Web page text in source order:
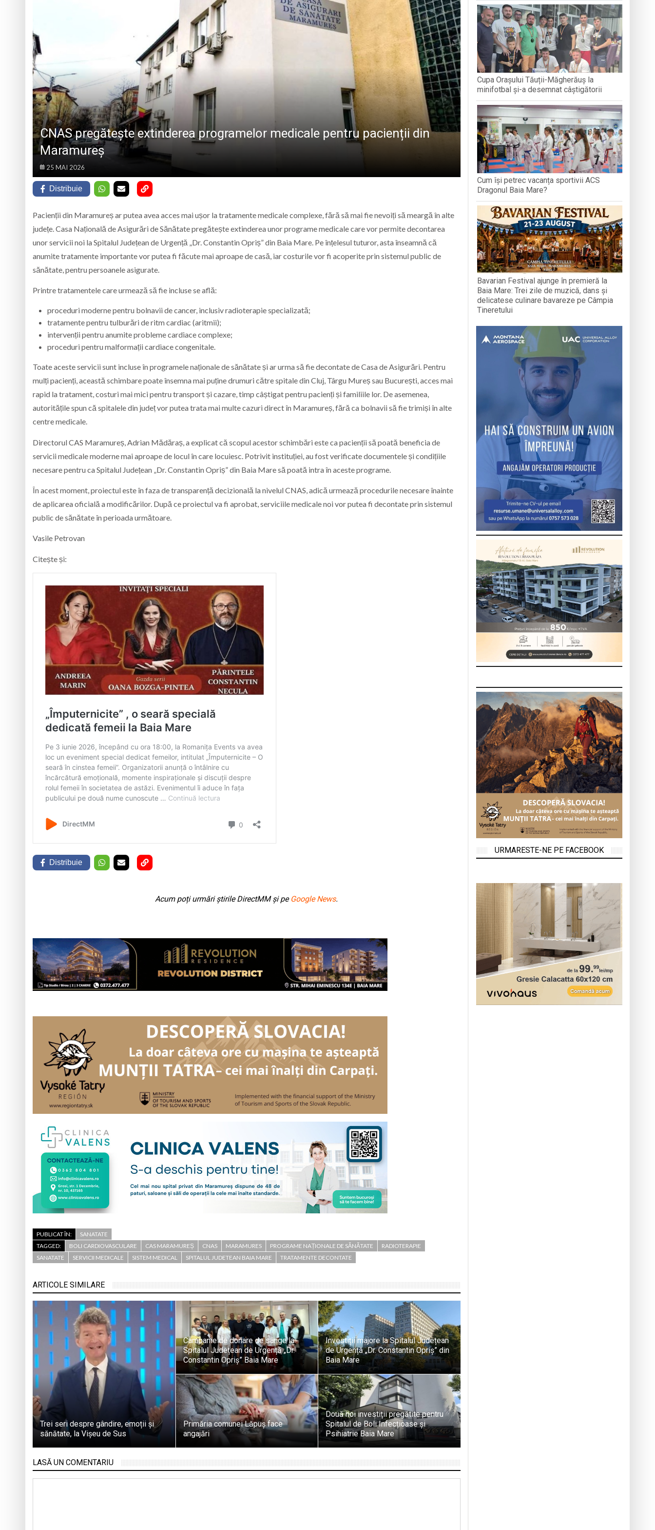
2026, în Alba
Școala de Vară „Fiii Maicii Domnului” în Parohia Șieu: Aproape 100 de copii au participat la activități
Muzeul Satului din Baia Mare, vizitat de numeroși turiști din țară și străinătate
9 august 1953, a fost inaugurat Stadionul „23 August” din Baia Mare
Lucrări de eficientizare energetică la Școala Generală din Bușag. Proiectul avansează conform graficului
BAVAREZE PE CÂMPIA TINERETULUI
CNAS pregătește extinderea programelor medicale pentru pacienții din
Maramureș
25 MAI 2026
Distribuie
Pacienții din Maramureș ar putea avea acces mai ușor la tratamente medicale complexe, fără să mai fie nevoiți să meargă în alte
județe. Casa Națională de Asigurări de Sănătate pregătește extinderea unor programe medicale care vor permite decontarea
unor servicii noi la Spitalul Județean de Urgență „Dr. Constantin Opriș” din Baia Mare. Pe înțelesul tuturor, asta înseamnă că
anumite tratamente importante vor putea fi făcute mai aproape de casă, iar costurile vor fi acoperite prin sistemul public de
sănătate, pentru persoanele asigurate.
Printre tratamentele care urmează să fie incluse se află:
proceduri moderne pentru bolnavii de cancer, inclusiv radioterapie specializată;
tratamente pentru tulburări de ritm cardiac (aritmii);
intervenții pentru anumite probleme cardiace complexe;
proceduri pentru malformații cardiace congenitale.
Toate aceste servicii sunt incluse în programele naționale de sănătate și ar urma să fie decontate de Casa de Asigurări. Pentru
mulți pacienți, această schimbare poate însemna mai puține drumuri către spitale din Cluj, Târgu Mureș sau București, acces mai
rapid la tratament, costuri mai mici pentru transport și cazare, timp câștigat pentru pacienți și familiile lor. De asemenea,
autoritățile spun că spitalele din județ vor putea trata mai multe cazuri direct în Maramureș, fără ca bolnavii să fie trimiși în alte
centre medicale.
Directorul CAS Maramureș, Adrian Mădăraș, a explicat că scopul acestor schimbări este ca pacienții să poată beneficia de
servicii medicale moderne mai aproape de locul în care locuiesc. Potrivit instituției, au fost verificate documentele și condițiile
necesare pentru ca Spitalul Județean „Dr. Constantin Opriș” din Baia Mare să poată intra în aceste programe.
În acest moment, proiectul este în faza de transparență decizională la nivelul CNAS, adică urmează procedurile necesare înainte
de aplicarea oficială a modificărilor. După ce proiectul va fi aprobat, serviciile medicale noi vor putea fi decontate prin sistemul
public de sănătate în perioada următoare.
Vasile Petrovan
Citește și:
Distribuie
Acum poți urmări știrile DirectMM și pe Google News.
PUBLICAT ÎN:
SANATATE
TAGGED:
BOLI CARDIOVASCULARE CAS MARAMUREȘ CNAS MARAMURES PROGRAME NAȚIONALE DE SĂNĂTATE
RADIOTERAPIE
SANATATE
SERVICII MEDICALE SISTEM MEDICAL SPITALUL JUDETEAN BAIA MARE TRATAMENTE DECONTATE
ARTICOLE SIMILARE
Trei seri despre gândire, emoții și
sănătate, la Vișeu de Sus
Campanie de donare de sânge la
Spitalul Județean de Urgență „Dr.
Constantin Opriș” Baia Mare
Investiții majore la Spitalul Județean
de Urgență „Dr. Constantin Opriș” din
Baia Mare
Primăria comunei Lăpuș face
angajări
Două noi investiții pregătite pentru
Spitalul de Boli Infecțioase și
Psihiatrie Baia Mare
LASĂ UN COMENTARIU
Cupa Orașului Tăuții-Măgherăuș la
minifotbal și-a desemnat câștigătorii
Cum își petrec vacanța sportivii ACS
Dragonul Baia Mare?
Bavarian Festival ajunge în premieră la
Baia Mare: Trei zile de muzică, dans și
delicatese culinare bavareze pe Câmpia
Tineretului
URMARESTE-NE PE FACEBOOK